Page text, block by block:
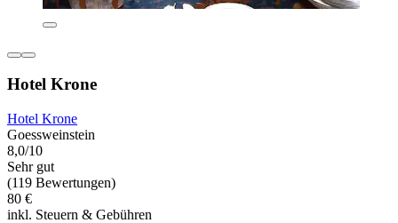
Hotel Krone
Hotel Krone
Goessweinstein
8,0/10
Sehr gut
(119 Bewertungen)
80 €
inkl. Steuern & Gebühren